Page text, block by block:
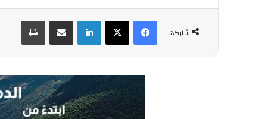
شاركها
فيسبوك لينكدإن